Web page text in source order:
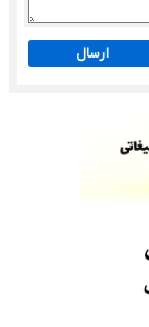
ارسال